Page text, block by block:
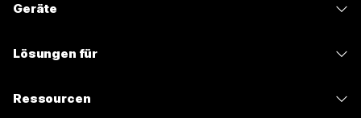
Geräte
Lösungen für
Ressourcen